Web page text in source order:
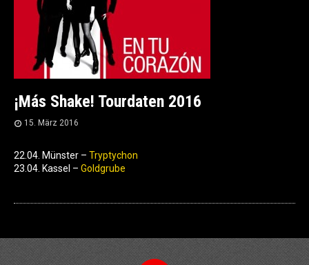
¡Más Shake! Tourdaten 2016
15. März 2016
22.04. Münster – Tryptychon
23.04. Kassel – Goldgrube